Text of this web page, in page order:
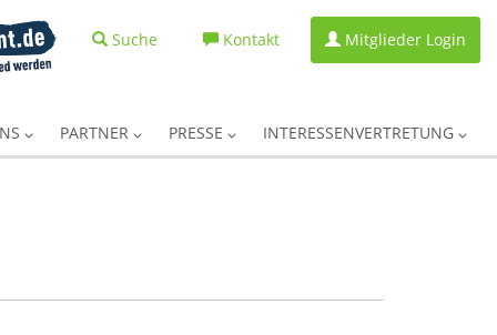
Suche Kontakt Mitglieder Login
PARTNER PRESSE INTERESSENVERTRETUNG